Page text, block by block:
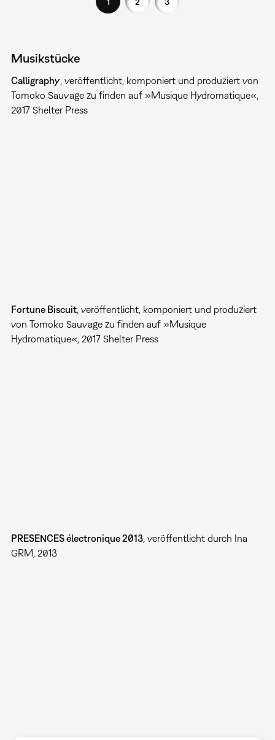
Musikstücke
Calligraphy, veröffentlicht, komponiert und produziert von
Tomoko Sauvage zu finden auf »Musique Hydromatique«,
2017 Shelter Press
Fortune Biscuit, veröffentlicht, komponiert und produziert
von Tomoko Sauvage zu finden auf »Musique
Hydromatique«, 2017 Shelter Press
PRESENCES électronique 2013, veröffentlicht durch Ina
GRM, 2013